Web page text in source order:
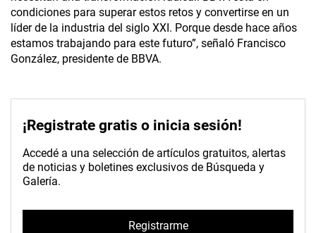
condiciones para superar estos retos y convertirse en un
líder de la industria del siglo XXI. Porque desde hace años
estamos trabajando para este futuro”, señaló Francisco
González, presidente de BBVA.
¡Registrate gratis o inicia sesión!
Accedé a una selección de artículos gratuitos, alertas
de noticias y boletines exclusivos de Búsqueda y
Galería.
Registrarme